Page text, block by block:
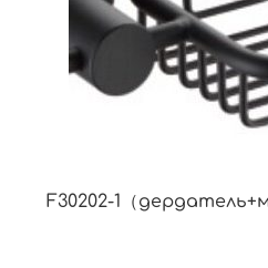
F30202-1（